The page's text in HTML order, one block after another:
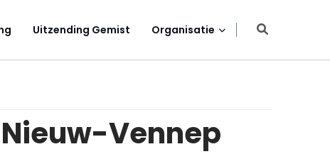
Uitzending Gemist Organisatie
Vennep